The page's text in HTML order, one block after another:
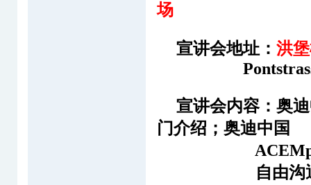
场
宣讲会地址： 洪
宣讲会内容： 奥
门介绍； 奥迪中国
ACEMpro
自由沟通